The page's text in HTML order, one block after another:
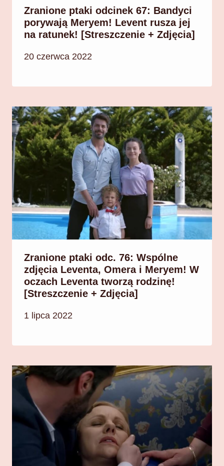
Zranione ptaki odcinek 67: Bandyci
porywają Meryem! Levent rusza jej
na ratunek! [Streszczenie + Zdjęcia]
20 czerwca 2022
Zranione ptaki odc. 76: Wspólne
zdjęcia Leventa, Omera i Meryem! W
oczach Leventa tworzą rodzinę!
[Streszczenie + Zdjęcia]
1 lipca 2022